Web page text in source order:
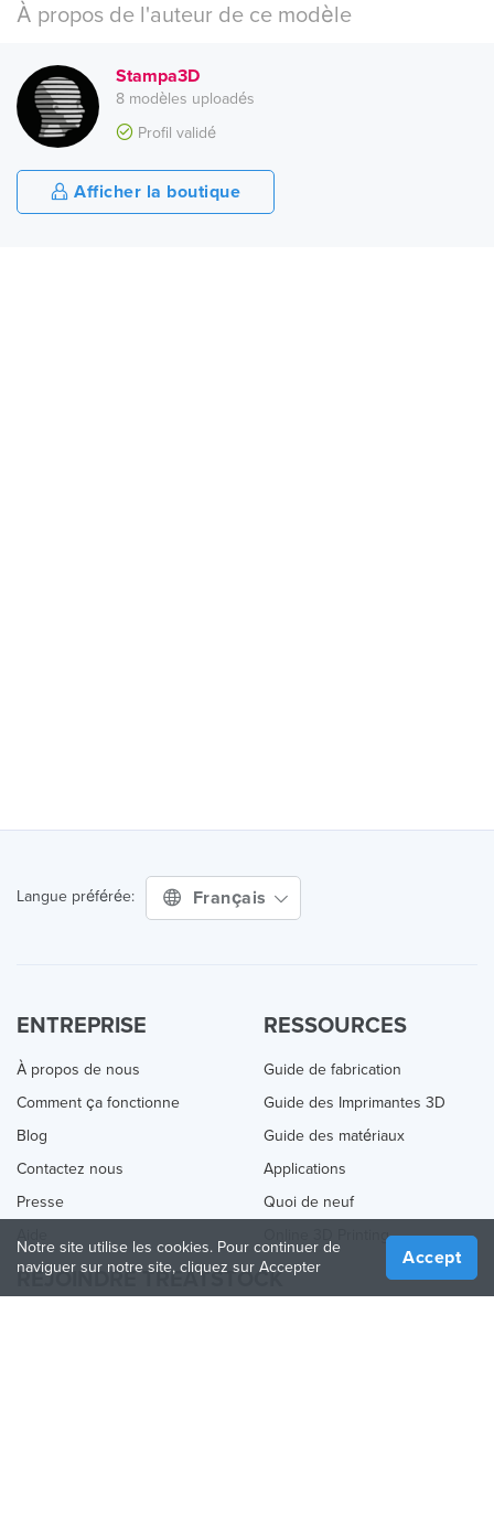
À propos de l'auteur de ce modèle
Stampa3D
8 modèles uploadés
Profil validé
Afficher la boutique
Langue préférée: Français
ENTREPRISE
À propos de nous
Comment ça fonctionne
Blog
Contactez nous
Presse
RESSOURCES
Guide de fabrication
Guide des Imprimantes 3D
Guide des matériaux
Applications
Quoi de neuf
Online 3D Printing
REJOINDRE TREATSTOCK
Notre site utilise les cookies. Pour continuer de
naviguer sur notre site, cliquez sur Accepter
Accept